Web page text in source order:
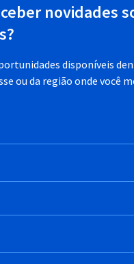
novidades
disponíveis
ou da região onde você